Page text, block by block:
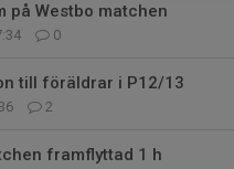
på Westbo matchen
0
till föräldrar i P12/13
2
framflyttad 1 h